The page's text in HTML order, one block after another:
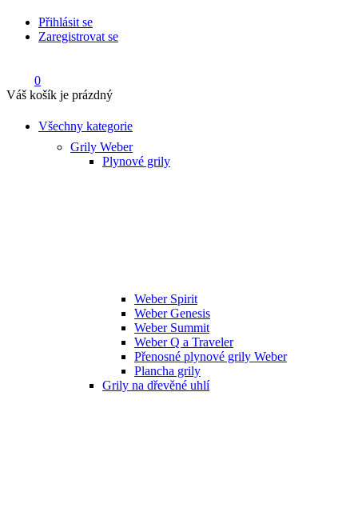
Přihlásit se
Zaregistrovat se
0
Váš košík je prázdný
Všechny kategorie
Grily Weber
Plynové grily
Weber Spirit
Weber Genesis
Weber Summit
Weber Q a Traveler
Přenosné plynové grily Weber
Plancha grily
Grily na dřevěné uhlí